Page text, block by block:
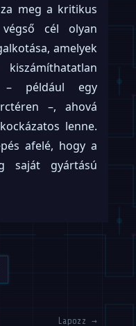
meg a kritikus
cél olyan
amelyek
– például egy
–, ahová
lenne.
afelé, hogy a
saját gyártású
Lapozz →